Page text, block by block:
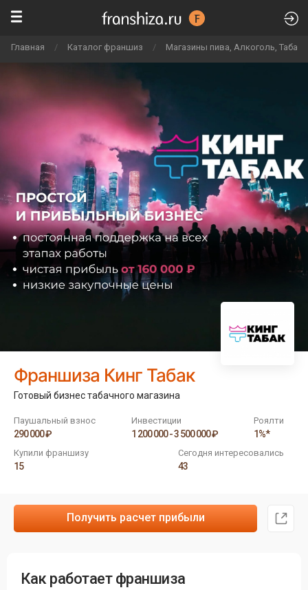
Главная / Каталог франшиз / Магазины пива, Алкоголь, Табак
Франшиза Кинг Табак
Готовый бизнес табачного магазина
Паушальный взнос
290 000 ₽
Инвестиции
1 200 000 - 3 500 000 ₽
Роялти
1%*
Купили франшизу
15
Сегодня интересовались
43
Получить расчет прибыли
Как работает франшиза